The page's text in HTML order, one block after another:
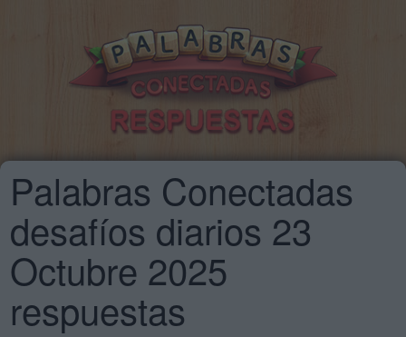
Palabras Conectadas
desafíos diarios 23
Octubre 2025
respuestas